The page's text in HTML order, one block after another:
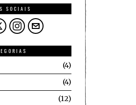
SOCIAIS
4
4
12